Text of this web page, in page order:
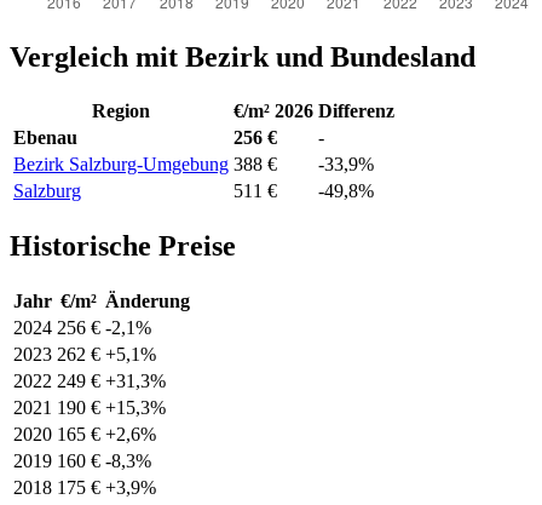
Vergleich mit Bezirk und Bundesland
Region €/m² 2026 Differenz
Ebenau
256 €
-
Bezirk Salzburg-Umgebung 388 €
-33,9%
Salzburg
511 € -49,8%
Historische Preise
Jahr €/m² Änderung
2024 256 € -2,1%
2023 262 € +5,1%
2022 249 € +31,3%
2021 190 € +15,3%
2020 165 € +2,6%
2019 160 € -8,3%
2018 175 € +3,9%